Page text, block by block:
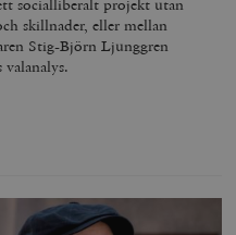
socialliberalt projekt utan
skillnader, eller mellan
Stig-Björn Ljunggren